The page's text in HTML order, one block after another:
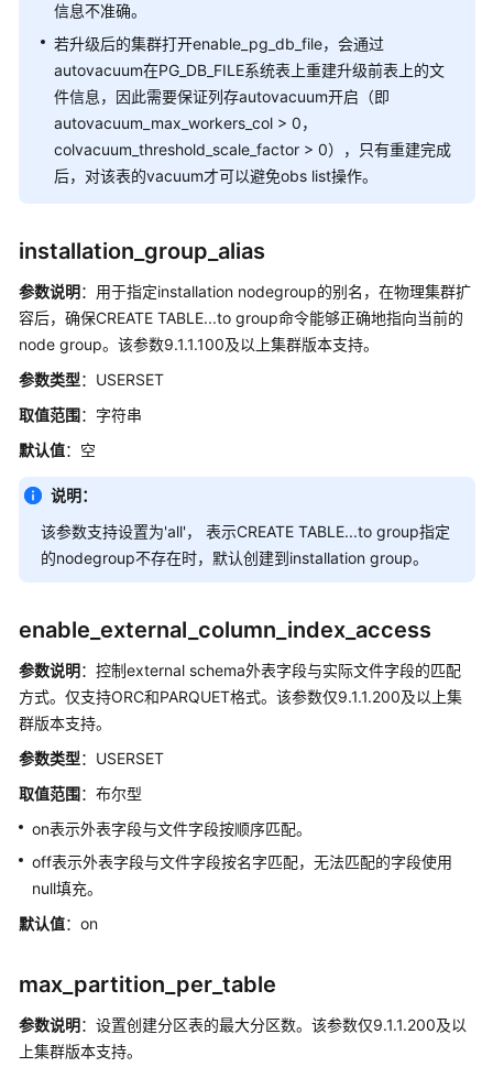
信息不准确。
若升级后的集群打开enable_pg_db_file，会通过
autovacuum在PG_DB_FILE系统表上重建升级前表上的文
件信息，因此需要保证列存autovacuum开启（即
autovacuum_max_workers_col > 0，
colvacuum_threshold_scale_factor > 0），只有重建完成
后，对该表的vacuum才可以避免obs list操作。
installation_group_alias
参数说明：用于指定installation nodegroup的别名，在物理集群扩
容后，确保CREATE TABLE...to group命令能够正确地指向当前的
node group。该参数9.1.1.100及以上集群版本支持。
参数类型：USERSET
取值范围：字符串
默认值：空
说明：
该参数支持设置为'all'， 表示CREATE TABLE...to group指定
的nodegroup不存在时，默认创建到installation group。
enable_external_column_index_access
参数说明：控制external schema外表字段与实际文件字段的匹配
方式。仅支持ORC和PARQUET格式。该参数仅9.1.1.200及以上集
群版本支持。
参数类型：USERSET
取值范围：布尔型
on表示外表字段与文件字段按顺序匹配。
off表示外表字段与文件字段按名字匹配，无法匹配的字段使用
null填充。
默认值：on
max_partition_per_table
参数说明：设置创建分区表的最大分区数。该参数仅9.1.1.200及以
上集群版本支持。